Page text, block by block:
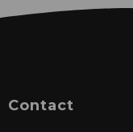
Contact